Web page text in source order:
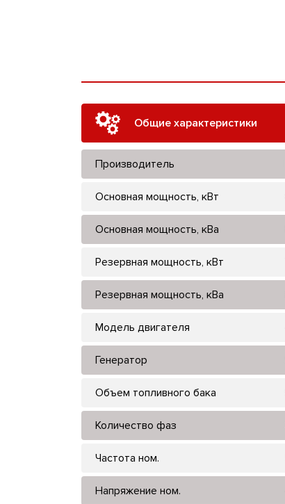
Общие характеристики
Производитель
Основная мощность, кВт
Основная мощность, кВа
Резервная мощность, кВт
Резервная мощность, кВа
Модель двигателя
Генератор
Объем топливного бака
Количество фаз
Частота ном.
Напряжение ном.